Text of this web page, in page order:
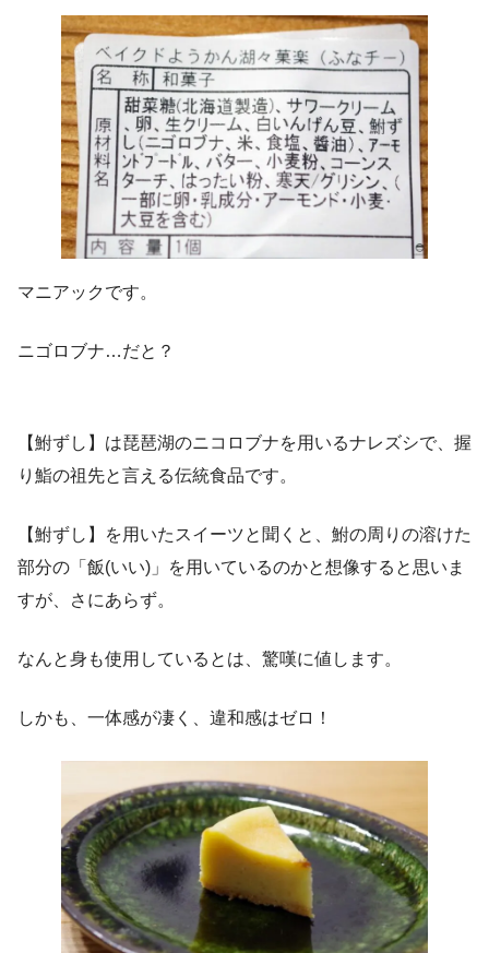
マニアックです。
ニゴロブナ…だと？
【鮒ずし】は琵琶湖のニコロブナを用いるナレズシで、握
り鮨の祖先と言える伝統食品です。
【鮒ずし】を用いたスイーツと聞くと、鮒の周りの溶けた
部分の「飯(いい)」を用いているのかと想像すると思いま
すが、さにあらず。
なんと身も使用しているとは、驚嘆に値します。
しかも、一体感が凄く、違和感はゼロ！